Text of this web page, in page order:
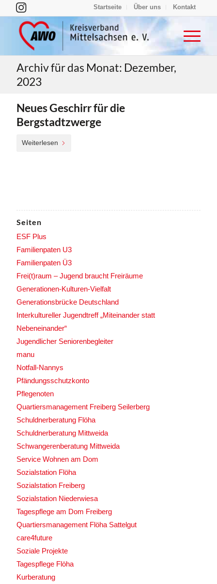
Startseite Über uns Kontakt
Archiv für das Monat: Dezember,
2023
Neues Geschirr für die
Bergstadtzwerge
Weiterlesen
Seiten
ESF Plus
Familienpaten U3
Familienpaten Ü3
Frei(t)raum – Jugend braucht Freiräume
Generationen-Kulturen-Vielfalt
Generationsbrücke Deutschland
Interkultureller Jugendtreff „Miteinander statt
Nebeneinander“
Jugendlicher Seniorenbegleiter
manu
Notfall-Nannys
Pfändungsschutzkonto
Pflegenoten
Quartiersmanagement Freiberg Seilerberg
Schuldnerberatung Flöha
Schuldnerberatung Mittweida
Schwangerenberatung Mittweida
Service Wohnen am Dom
Sozialstation Flöha
Sozialstation Freiberg
Sozialstation Niederwiesa
Tagespflege am Dom Freiberg
Quartiersmanagement Flöha Sattelgut
care4future
Soziale Projekte
Tagespflege Flöha
Kurberatung